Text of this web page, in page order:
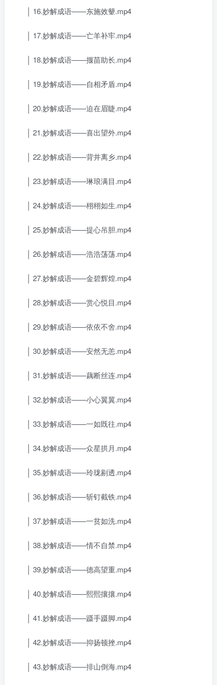
│ 16.妙解成语——东施效颦.mp4
│ 17.妙解成语——亡羊补牢.mp4
│ 18.妙解成语——揠苗助长.mp4
│ 19.妙解成语——自相矛盾.mp4
│ 20.妙解成语——迫在眉睫.mp4
│ 21.妙解成语——喜出望外.mp4
│ 22.妙解成语——背井离乡.mp4
│ 23.妙解成语——琳琅满目.mp4
│ 24.妙解成语——栩栩如生.mp4
│ 25.妙解成语——提心吊胆.mp4
│ 26.妙解成语——浩浩荡荡.mp4
│ 27.妙解成语——金碧辉煌.mp4
│ 28.妙解成语——赏心悦目.mp4
│ 29.妙解成语——依依不舍.mp4
│ 30.妙解成语——安然无恙.mp4
│ 31.妙解成语——藕断丝连.mp4
│ 32.妙解成语——小心翼翼.mp4
│ 33.妙解成语——一如既往.mp4
│ 34.妙解成语——众星拱月.mp4
│ 35.妙解成语——玲珑剔透.mp4
│ 36.妙解成语——斩钉截铁.mp4
│ 37.妙解成语——一贫如洗.mp4
│ 38.妙解成语——情不自禁.mp4
│ 39.妙解成语——德高望重.mp4
│ 40.妙解成语——熙熙攘攘.mp4
│ 41.妙解成语——蹑手蹑脚.mp4
│ 42.妙解成语——抑扬顿挫.mp4
│ 43.妙解成语——排山倒海.mp4